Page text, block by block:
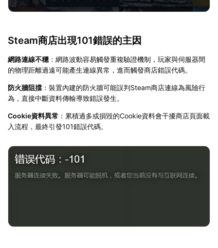
Steam商店出現101錯誤的主因
網路連線不穩 ：網路波動容易觸發重複驗證機制，玩家與伺服器間
的物理距離過遠可能產生連線異常，進而觸發商店錯誤代碼。
防火牆阻擋 ：裝置內建的防火牆可能誤判Steam商店連線為風險行
為，直接中斷資料傳輸導致錯誤發生。
Cookie資料異常 ：累積過多或損毀的Cookie資料會干擾商店頁面載
入流程，最終引發101錯誤代碼。